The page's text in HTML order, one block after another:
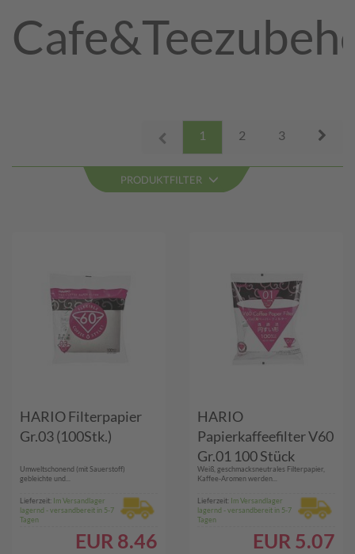
1 2 3
PRODUKTFILTER
HARIO Filterpapier
Gr.03 (100Stk.)
Umweltschonend (mit Sauerstoff)
gebleichte und...
Lieferzeit: Im Versandlager
lagernd - versandbereit in 5-7
Tagen
EUR 8.46
HARIO
Papierkaffeefilter V60
Gr.01 100 Stück
Weiß, geschmacksneutrales Filterpapier,
Kaffee-Aromen werden...
Lieferzeit: Im Versandlager
lagernd - versandbereit in 5-7
Tagen
EUR 5.07